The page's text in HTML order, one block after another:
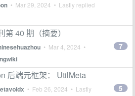
• Mar 29, 2024 • Lastly replied
40 期（摘要）
• Mar 4, 2024 •
7
后端元框架： UtilMeta
• Feb 26, 2024 • Lastly
5